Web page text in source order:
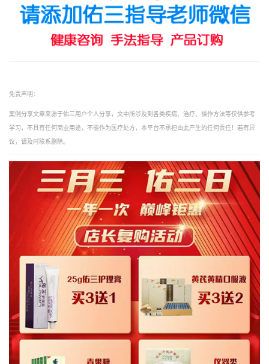
免责声明：
案例分享文章来源于佑三用户个人分享，文中所涉及到各类疾病、治疗、操作方法等仅供参考
学习，不具有任何商业用途，不能作为医疗处方，本平台不承担由此产生的任何责任！若有异
议，请及时联系删除。